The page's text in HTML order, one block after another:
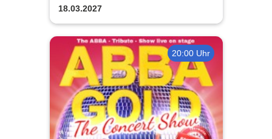
Legende auf Tournee
18.03.2027
20:00 Uhr